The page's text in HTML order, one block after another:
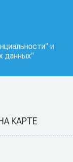
" и
данных"
КАРТЕ